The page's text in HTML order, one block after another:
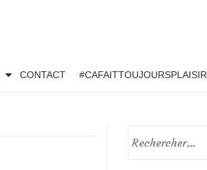
CONTACT #CAFAITTOUJOURSPLAISIR